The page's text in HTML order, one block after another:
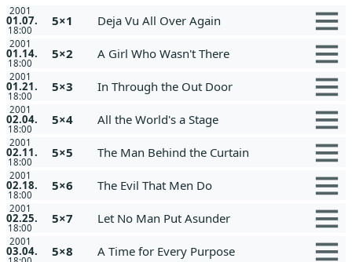
2001
01.07.
18:00
5×1 Deja Vu All Over Again
2001
01.14.
18:00
5×2 A Girl Who Wasn't There
2001
01.21.
18:00
5×3 In Through the Out Door
2001
02.04.
18:00
5×4 All the World's a Stage
2001
02.11.
18:00
5×5 The Man Behind the Curtain
2001
02.18.
18:00
5×6 The Evil That Men Do
2001
02.25.
18:00
5×7 Let No Man Put Asunder
2001
03.04. 5×8 A Time for Every Purpose